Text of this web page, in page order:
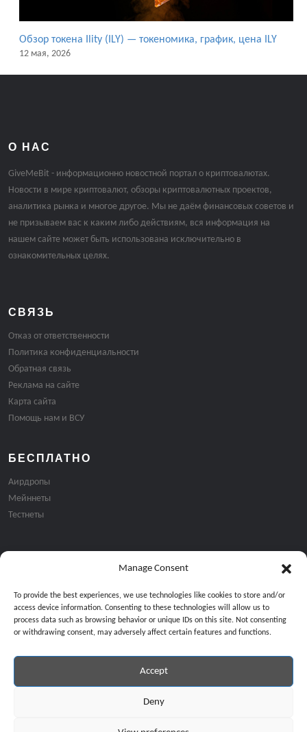
Manage Consent
To provide the best experiences, we use technologies like cookies to store and/or
access device information. Consenting to these technologies will allow us to
process data such as browsing behavior or unique IDs on this site. Not consenting
or withdrawing consent, may adversely affect certain features and functions.
Accept
Deny
Обзор токена Ility (ILY) — токеномика, график, цена ILY
12 мая, 2026
О НАС
GiveMeBit - информационно новостной портал о криптовалютах.
Новости в мире криптовалют, обзоры криптовалютных проектов,
аналитика рынка и многое другое. Мы не даём финансовых советов и
не призываем вас к каким либо действиям, вся информация на
нашем сайте может быть использована исключительно в
ознакомительных целях.
СВЯЗЬ
Отказ от ответственности
Политика конфиденциальности
Обратная связь
Реклама на сайте
Карта сайта
Помощь нам и ВСУ
БЕСПЛАТНО
Аирдропы
Мейннеты
Тестнеты
Подписка на email рассылку:
Продолжая, вы соглашаетесь с нашей политикой
Copyright © 2024 All Rights Reserved by